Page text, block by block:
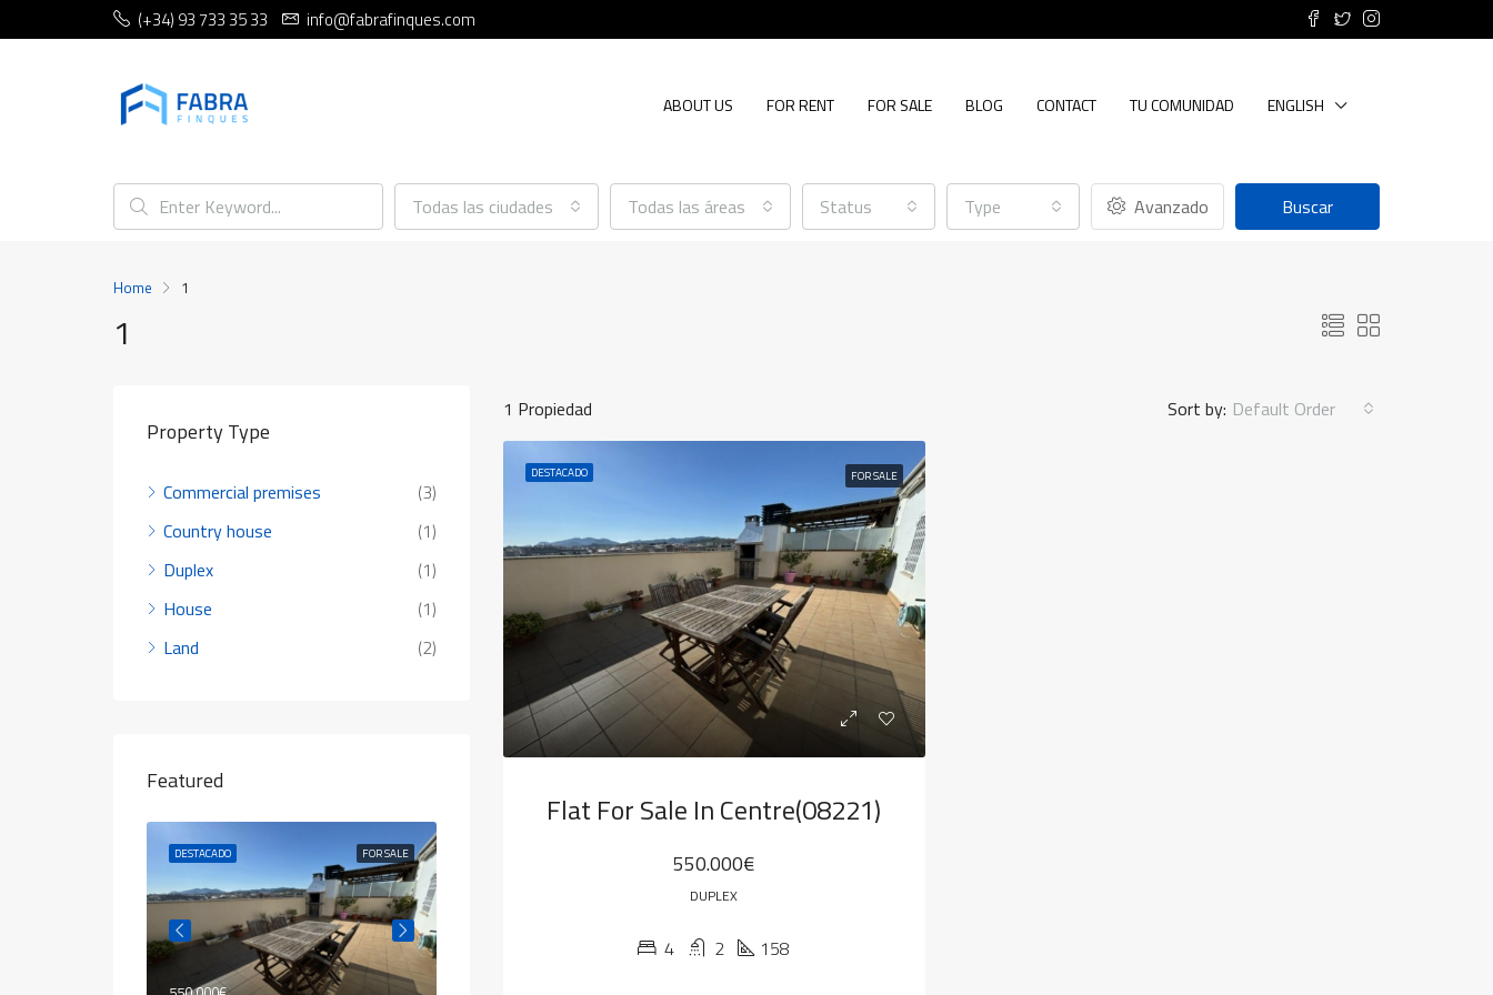
(+34) 93 733 35 33 info@fabrafinques.com
ABOUT US FOR RENT FOR SALE BLOG CONTACT TU COMUNIDAD ENGLISH
Todas las ciudades Todas las áreas Status Type Avanzado Buscar
Home 1
1
1 Propiedad Sort by: Default Order
DESTACADO FOR SALE
Flat For Sale In Centre(08221)
550.000€
DUPLEX
4 2 158
Property Type
Commercial premises
(3)
Country house
(1)
Duplex
(1)
House
(1)
Land
(2)
Featured
FOR SALE
DESTACADO FOR SALE